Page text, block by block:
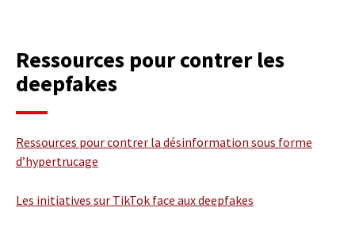
Ressources pour contrer les
deepfakes
Ressources pour contrer la désinformation sous forme
d’hypertrucage
Les initiatives sur TikTok face aux deepfakes